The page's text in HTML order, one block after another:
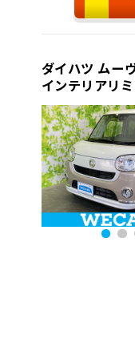
ダイハツ ムー
インテリアリ